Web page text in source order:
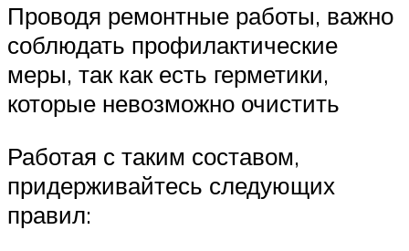
Проводя ремонтные работы, важно
соблюдать профилактические
меры, так как есть герметики,
которые невозможно очистить
Работая с таким составом,
придерживайтесь следующих
правил: